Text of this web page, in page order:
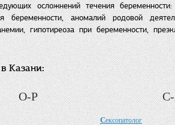
осложнений течения беременности:
аномалий родовой
гипотиреоза при беременности,
Казани:
О-Р
Сексопатолог